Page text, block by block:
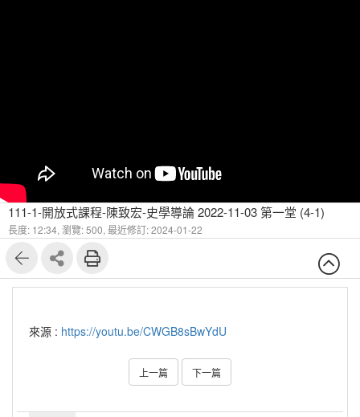
111-1-開放式課程-陳致宏-史學導論 2022-11-03 第一堂 (4-1)
長度: 12:34, 瀏覽: 500, 最近修訂: 2024-01-22
來源 : https://youtu.be/CWGB8sBwYdU
上一篇 下一篇